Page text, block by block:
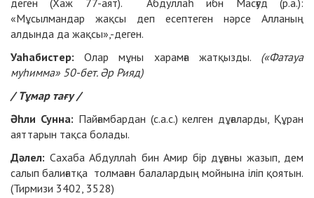
деген (Хаж 77-аят). Абдуллаһ ибн Масғуд (р.а.):
«Мұсылмандар жақсы деп есептеген нәрсе Алланың
алдында да жақсы»,-деген.
Уаһабистер:Олар мұны харамға жатқызды. («Фатауа
муһимма» 50-бет. Әр Рияд)
/ Тұмар тағу /
Әһли Сунна: Пайғамбардан (с.а.с.) келген дұғаларды, Құран
аяттарын тақса болады.
Дәлел: Сахаба Абдуллаһ бин Амир бір дұғаны жазып, дем
салып балиғатқа толмаған балалардың мойнына іліп қоятын.
(Тирмизи 3402, 3528)